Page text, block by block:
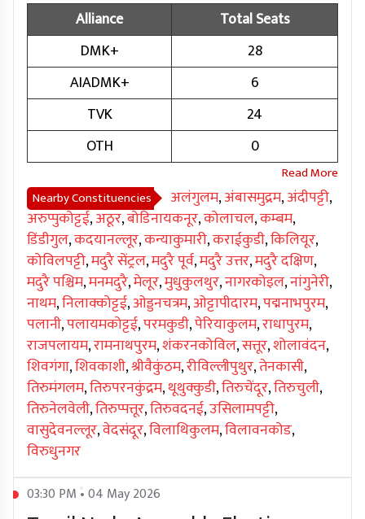
Alliance
Total Seats
DMK+
28
AIADMK+
6
TVK
24
OTH
0
Nearby Constituencies अलंगुलम,अंबासमुद्रम,अंदीपट्टी,
अरुप्पुकोट्टई,अठूर,बोडिनायकनूर,कोलाचल,कम्बम,
डिंडीगुल,कदयानल्लूर,कन्याकुमारी,कराईकुडी,किलियूर,
कोविलपट्टी,मदुरै सेंट्रल,मदुरै पूर्व,मदुरै उत्तर,मदुरै दक्षिण,
मदुरै पश्चिम,मनमदुरै,मेलूर,मुधुकुलथुर,नागरकोइल,नांगुनेरी,
नाथम,निलाक्कोट्टई,ओड्डनचत्रम,ओट्टापीदारम,पद्मनाभपुरम,
पलानी,पलायमकोट्टई,परमकुडी,पेरियाकुलम,राधापुरम,
राजपलायम,रामनाथपुरम,शंकरनकोविल,सत्तूर,शोलावंदन,
शिवगंगा,शिवकाशी,श्रीवैकुंठम,रीविल्लीपुथुर,तेनकासी,
तिरुमंगलम,तिरुपरनकुंद्रम,थूथुक्कुडी,तिरुचेंदूर,तिरुचुली,
तिरुनेलवेली,तिरुप्पत्तूर,तिरुवदनई,उसिलामपट्टी,
वासुदेवनल्लूर,वेदसंदूर,विलाथिकुलम,विलावनकोड,
विरुधुनगर
03:30 PM • 04 May 2026